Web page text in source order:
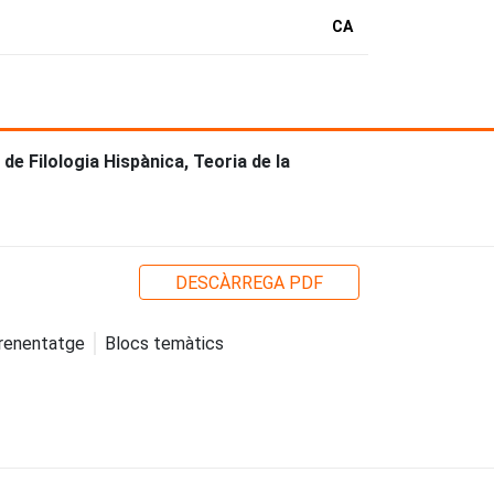
CA
Filologia Hispànica, Teoria de la
DESCÀRREGA PDF
Blocs temàtics